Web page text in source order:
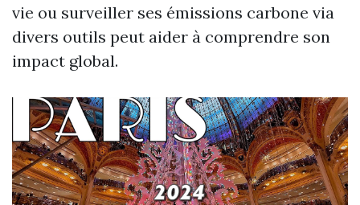
vie ou surveiller ses émissions carbone via
divers outils peut aider à comprendre son
impact global.